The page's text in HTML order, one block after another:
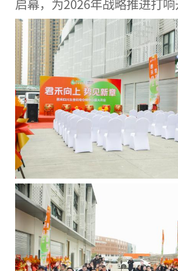
启幕，为2026年战略推进打响